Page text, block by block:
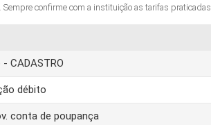
confirme com a instituição as tarifas praticadas.
CADASTRO
débito
conta de poupança